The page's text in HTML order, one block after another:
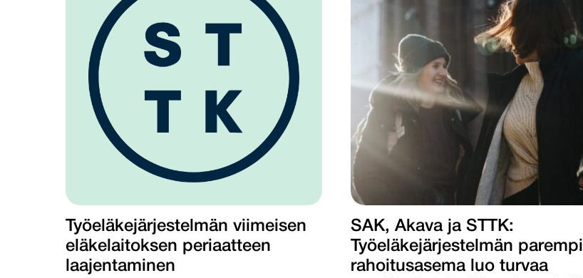
Työeläkejärjestelmän viimeisen
eläkelaitoksen periaatteen
laajentaminen
SAK, Akava ja STTK:
Työeläkejärjestelmän parempi
rahoitusasema luo turvaa